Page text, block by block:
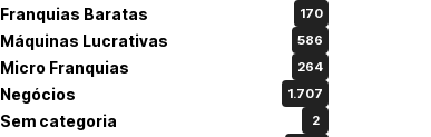
Franquias Baratas 170
Máquinas Lucrativas 586
Micro Franquias 264
Negócios 1.707
Sem categoria 2